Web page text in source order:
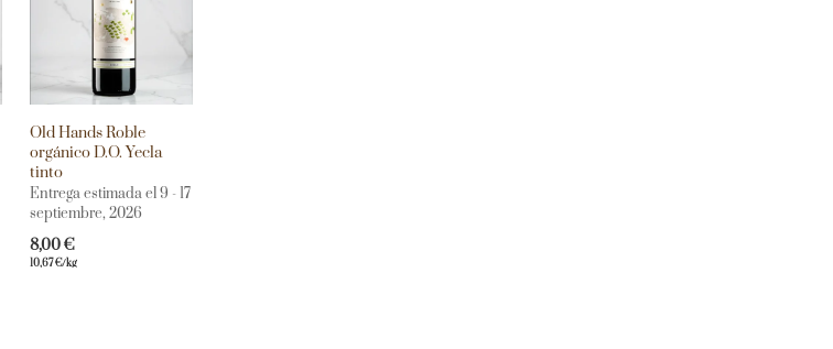
Old Hands Roble
orgánico D.O. Yecla
tinto
Entrega estimada el 9 - 17
septiembre, 2026
8,00€
10,67€/kg